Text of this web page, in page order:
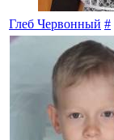
Глеб Червонный #